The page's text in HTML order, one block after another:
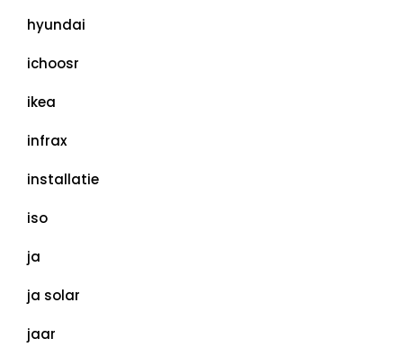
hyundai
ichoosr
ikea
infrax
installatie
iso
ja
ja solar
jaar